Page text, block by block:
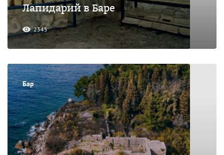
Лапидарий в Баре
2345
Бар